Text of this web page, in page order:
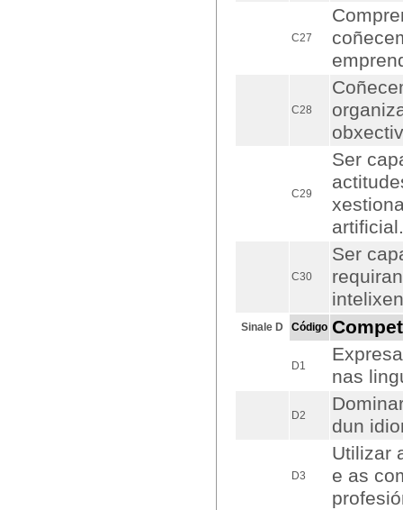
C27
C28
C29
Ser
artificial.
C30
Ser
Sinale D Código
D1
nas
D2
dun
D3
Utilizar
e as